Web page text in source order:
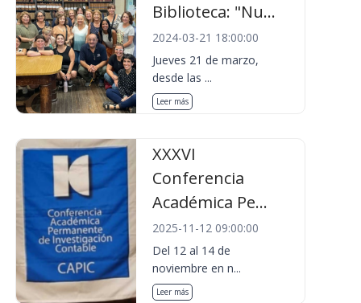
Biblioteca: "Nu...
2024-03-21 18:00:00
Jueves 21 de marzo,
desde las ...
Leer más
XXXVI
Conferencia
Académica Pe...
2025-11-12 09:00:00
Del 12 al 14 de
noviembre en n...
Leer más